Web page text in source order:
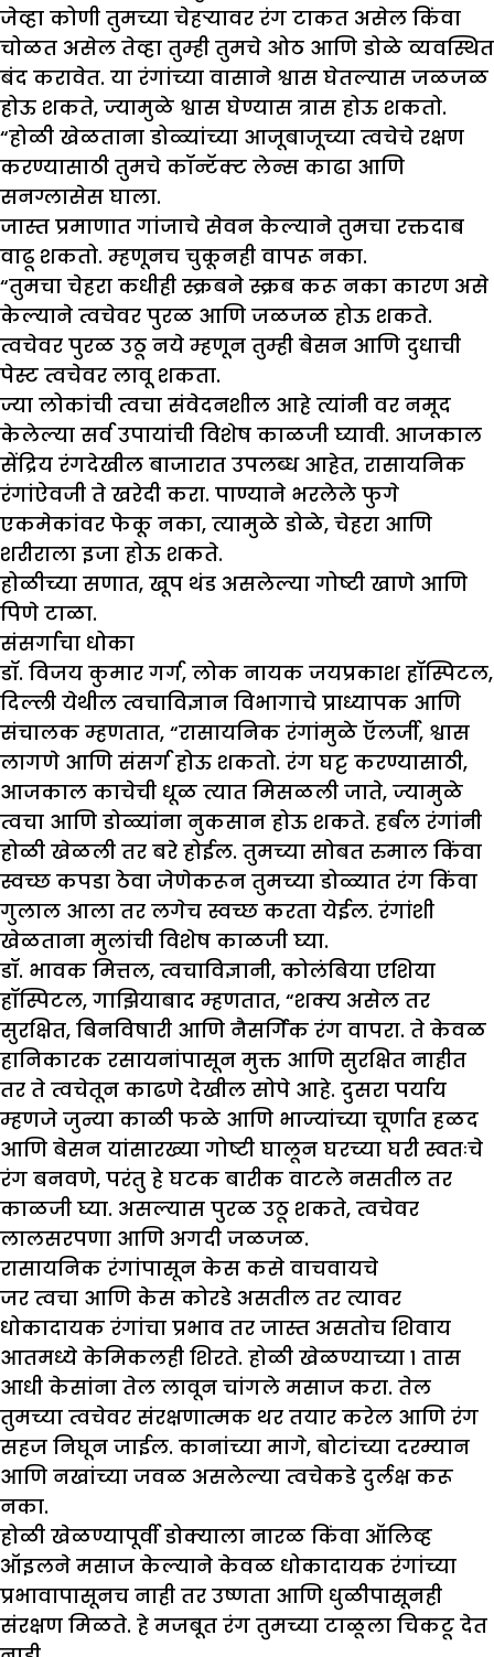
जेव्हा कोणी तुमच्या चेहऱ्यावर रंग टाकत असेल किंवा
चोळत असेल तेव्हा तुम्ही तुमचे ओठ आणि डोळे व्यवस्थित
बंद करावेत. या रंगांच्या वासाने श्वास घेतल्यास जळजळ
होऊ शकते, ज्यामुळे श्वास घेण्यास त्रास होऊ शकतो.
“होळी खेळताना डोळ्यांच्या आजूबाजूच्या त्वचेचे रक्षण
करण्यासाठी तुमचे कॉन्टॅक्ट लेन्स काढा आणि
सनग्लासेस घाला.
जास्त प्रमाणात गांजाचे सेवन केल्याने तुमचा रक्तदाब
वाढू शकतो. म्हणूनच चुकूनही वापरू नका.
“तुमचा चेहरा कधीही स्क्रबने स्क्रब करू नका कारण असे
केल्याने त्वचेवर पुरळ आणि जळजळ होऊ शकते.
त्वचेवर पुरळ उठू नये म्हणून तुम्ही बेसन आणि दुधाची
पेस्ट त्वचेवर लावू शकता.
ज्या लोकांची त्वचा संवेदनशील आहे त्यांनी वर नमूद
केलेल्या सर्व उपायांची विशेष काळजी घ्यावी. आजकाल
सेंद्रिय रंगदेखील बाजारात उपलब्ध आहेत, रासायनिक
रंगांऐवजी ते खरेदी करा. पाण्याने भरलेले फुगे
एकमेकांवर फेकू नका, त्यामुळे डोळे, चेहरा आणि
शरीराला इजा होऊ शकते.
होळीच्या सणात, खूप थंड असलेल्या गोष्टी खाणे आणि
पिणे टाळा.
संसर्गाचा धोका
डॉ. विजय कुमार गर्ग, लोक नायक जयप्रकाश हॉस्पिटल,
दिल्ली येथील त्वचाविज्ञान विभागाचे प्राध्यापक आणि
संचालक म्हणतात, “रासायनिक रंगांमुळे ऍलर्जी, श्वास
लागणे आणि संसर्ग होऊ शकतो. रंग घट्ट करण्यासाठी,
आजकाल काचेची धूळ त्यात मिसळली जाते, ज्यामुळे
त्वचा आणि डोळ्यांना नुकसान होऊ शकते. हर्बल रंगांनी
होळी खेळली तर बरे होईल. तुमच्या सोबत रुमाल किंवा
स्वच्छ कपडा ठेवा जेणेकरून तुमच्या डोळ्यात रंग किंवा
गुलाल आला तर लगेच स्वच्छ करता येईल. रंगांशी
खेळताना मुलांची विशेष काळजी घ्या.
डॉ. भावक मित्तल, त्वचाविज्ञानी, कोलंबिया एशिया
हॉस्पिटल, गाझियाबाद म्हणतात, “शक्य असेल तर
सुरक्षित, बिनविषारी आणि नैसर्गिक रंग वापरा. ते केवळ
हानिकारक रसायनांपासून मुक्त आणि सुरक्षित नाहीत
तर ते त्वचेतून काढणे देखील सोपे आहे. दुसरा पर्याय
म्हणजे जुन्या काळी फळे आणि भाज्यांच्या चूर्णात हळद
आणि बेसन यांसारख्या गोष्टी घालून घरच्या घरी स्वतःचे
रंग बनवणे, परंतु हे घटक बारीक वाटले नसतील तर
काळजी घ्या. असल्यास पुरळ उठू शकते, त्वचेवर
लालसरपणा आणि अगदी जळजळ.
रासायनिक रंगांपासून केस कसे वाचवायचे
जर त्वचा आणि केस कोरडे असतील तर त्यावर
धोकादायक रंगांचा प्रभाव तर जास्त असतोच शिवाय
आतमध्ये केमिकलही शिरते. होळी खेळण्याच्या १ तास
आधी केसांना तेल लावून चांगले मसाज करा. तेल
तुमच्या त्वचेवर संरक्षणात्मक थर तयार करेल आणि रंग
सहज निघून जाईल. कानांच्या मागे, बोटांच्या दरम्यान
आणि नखांच्या जवळ असलेल्या त्वचेकडे दुर्लक्ष करू
नका.
होळी खेळण्यापूर्वी डोक्याला नारळ किंवा ऑलिव्ह
ऑइलने मसाज केल्याने केवळ धोकादायक रंगांच्या
प्रभावापासूनच नाही तर उष्णता आणि धुळीपासूनही
संरक्षण मिळते. हे मजबूत रंग तुमच्या टाळूला चिकटू देत